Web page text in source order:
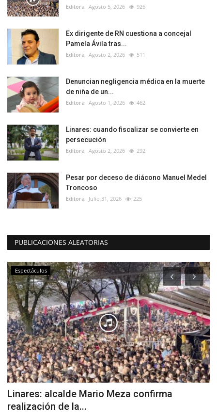
Editora Agosto 5, 2026 926
Ex dirigente de RN cuestiona a concejal
Pamela Ávila tras...
Editora Agosto 2, 2026 511
Denuncian negligencia médica en la muerte
de niña de un...
Editora Agosto 1, 2026 462
Linares: cuando fiscalizar se convierte en
persecución
Editora Agosto 2, 2026 292
Pesar por deceso de diácono Manuel Medel
Troncoso
Editora Julio 31, 2026 225
PUBLICACIONES ALEATORIAS
Espectáculos
Linares: alcalde Mario Meza confirma
realización de la...